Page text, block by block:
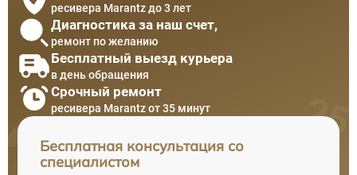
ресивера Marantz до 3 лет
Диагностика за наш счет,
ремонт по желанию
Бесплатный выезд курьера
в день обращения
Срочный ремонт
ресивера Marantz от 35 минут
Бесплатная консультация со
специалистом